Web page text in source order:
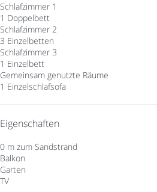
Schlafzimmer 1
1 Doppelbett
Schlafzimmer 2
3 Einzelbetten
Schlafzimmer 3
1 Einzelbett
Gemeinsam genutzte Räume
1 Einzelschlafsofa
Eigenschaften
0 m zum Sandstrand
Balkon
Garten
TV